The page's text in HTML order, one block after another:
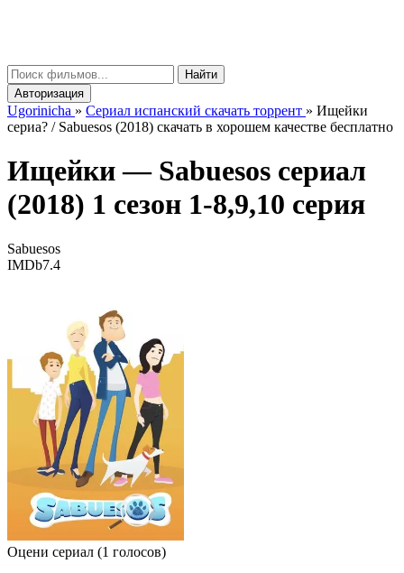
Найти
Авторизация
Ugorinicha » Сериал испанский скачать торрент » Ищейки
сериа? / Sabuesos (2018) скачать в хорошем качестве бесплатно
Ищейки — Sabuesos сериал
(2018) 1 сезон 1-8,9,10 серия
Sabuesos
IMDb7.4
Оцени сериал (1 голосов)